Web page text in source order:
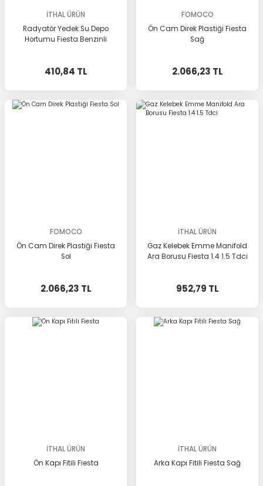
İTHAL ÜRÜN
Radyatör Yedek Su Depo
Hortumu Fiesta Benzinli
410,84 TL
FOMOCO
Ön Cam Direk Plastiği Fiesta
Sağ
2.066,23 TL
FOMOCO
Ön Cam Direk Plastiği Fiesta
Sol
2.066,23 TL
İTHAL ÜRÜN
Gaz Kelebek Emme Manifold
Ara Borusu Fiesta 1.4 1.5 Tdci
952,79 TL
İTHAL ÜRÜN
Ön Kapı Fitili Fiesta
İTHAL ÜRÜN
Arka Kapı Fitili Fiesta Sağ